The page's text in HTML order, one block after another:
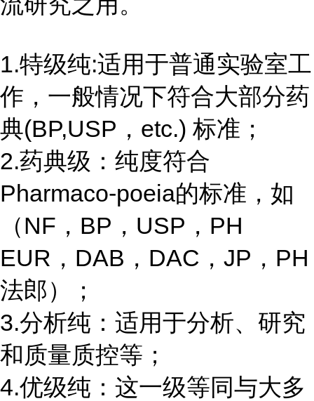
1.特级纯:适用于普通实验室工
作，一般情况下符合大部分药
典(BP,USP，etc.) 标准；
2.药典级：纯度符合
Pharmaco-poeia的标准，如
（NF，BP，USP，PH
EUR，DAB，DAC，JP，PH
法郎）；
3.分析纯：适用于分析、研究
和质量质控等；
4.优级纯：这一级等同与大多